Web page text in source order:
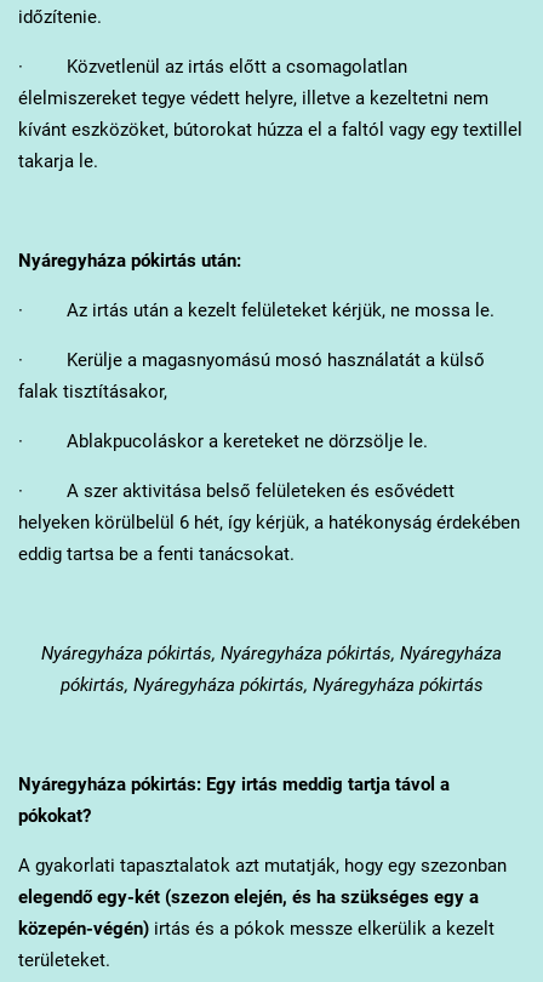
időzítenie.
· Közvetlenül az irtás előtt a csomagolatlan
élelmiszereket tegye védett helyre, illetve a kezeltetni nem
kívánt eszközöket, bútorokat húzza el a faltól vagy egy textillel
takarja le.
Nyáregyházapókirtás után:
· Az irtás után a kezelt felületeket kérjük, ne mossa le.
· Kerülje a magasnyomású mosó használatát a külső
falak tisztításakor,
· Ablakpucoláskor a kereteket ne dörzsölje le.
· A szer aktivitása belső felületeken és esővédett
helyeken körülbelül 6 hét, így kérjük, a hatékonyság érdekében
eddig tartsa be a fenti tanácsokat.
Nyáregyháza pókirtás, Nyáregyháza pókirtás, Nyáregyháza
pókirtás, Nyáregyháza pókirtás, Nyáregyháza pókirtás
Nyáregyházapókirtás: Egy irtás meddig tartja távol a
pókokat?
A gyakorlati tapasztalatok azt mutatják, hogy egy szezonban
elegendő egy-két (szezon elején, és ha szükséges egy a
közepén-végén)irtás és a pókok messze elkerülik a kezelt
területeket.